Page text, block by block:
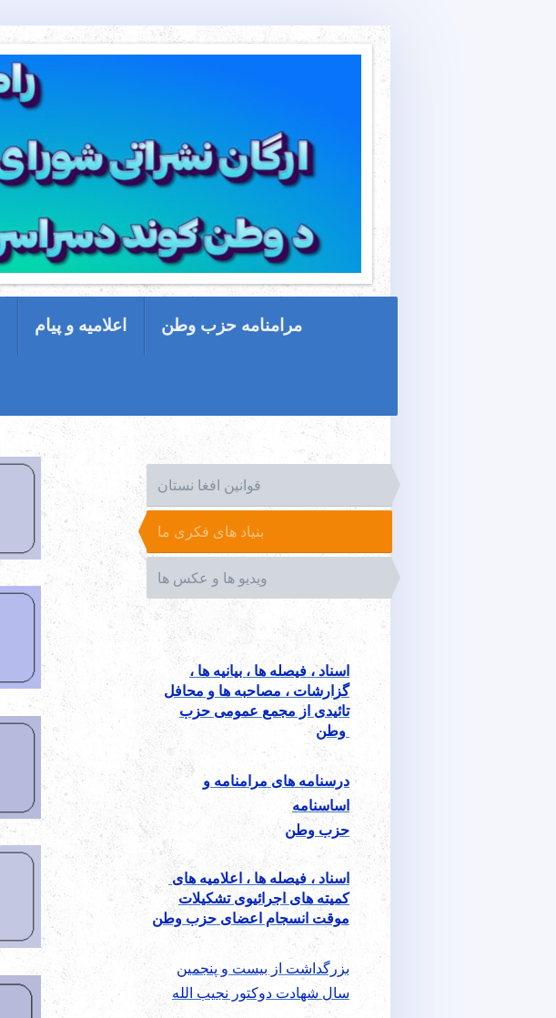
اعلامیه و پیام مرامنامه حزب وطن
قوانین افغا نستان
بنیاد های فکری ما
ویدیو ها و عکس ها
اسناد ، فیصله ها ، بیانیه ها ،
گزارشات ، مصاحبه ها و محافل
تائیدی از مجمع عمومی حزب
درسنامه های مرامنامه و
اساسنامه
حزب وطن
اسناد ، فیصله ها ، اعلامیه های
کمیته های اجرائیوی تشکیلات
موقت انسجام اعضای حزب وطن
بزرگداشت از بیست و پنجمین
سال شهادت دوکتور نجیب الله